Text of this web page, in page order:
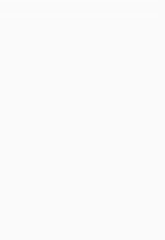
voor aanvang toernooi.